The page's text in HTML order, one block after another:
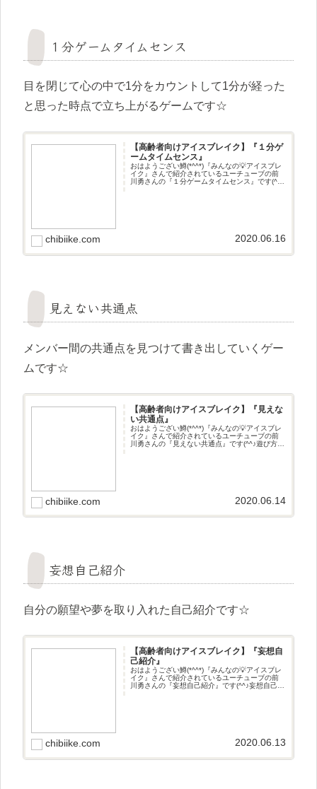
１分ゲームタイムセンス
目を閉じて心の中で1分をカウントして1分が経った
と思った時点で立ち上がるゲームです☆
【高齢者向けアイスブレイク】『１分ゲ
ームタイムセンス』
おはようござい鱒(*^^*)『みんなの💡アイスブレ
イク』さんで紹介されているユーチューブの前
川勇さんの『１分ゲームタイムセンス』です(^^♪
chibiike.com 2020.06.16
見えない共通点
メンバー間の共通点を見つけて書き出していくゲー
ムです☆
【高齢者向けアイスブレイク】『見えな
い共通点』
おはようござい鱒(*^^*)『みんなの💡アイスブレ
イク』さんで紹介されているユーチューブの前
川勇さんの『見えない共通点』です(^^♪遊び方メ
chibiike.com 2020.06.14
妄想自己紹介
自分の願望や夢を取り入れた自己紹介です☆
【高齢者向けアイスブレイク】『妄想自
己紹介』
おはようござい鱒(*^^*)『みんなの💡アイスブレ
イク』さんで紹介されているユーチューブの前
川勇さんの『妄想自己紹介』です(^^♪妄想自己紹
chibiike.com 2020.06.13